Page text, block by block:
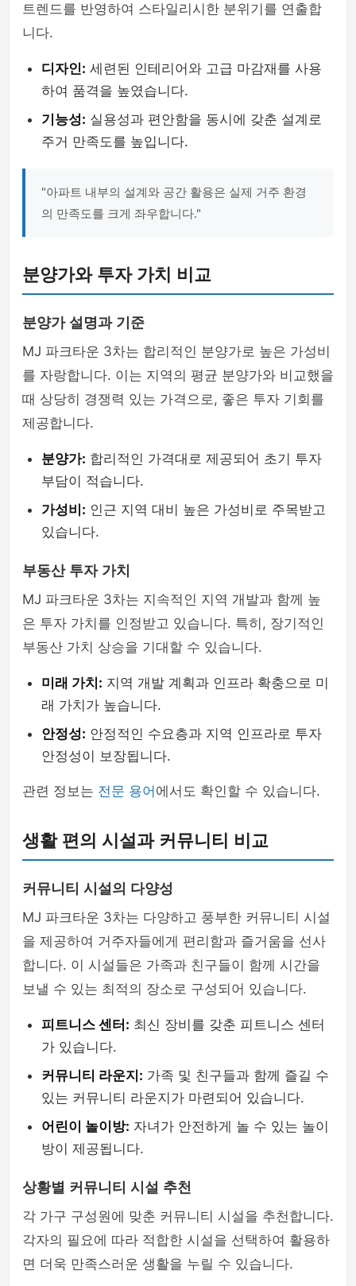
트렌드를 반영하여 스타일리시한 분위기를 연출합
니다.
디자인: 세련된 인테리어와 고급 마감재를 사용
하여 품격을 높였습니다.
기능성: 실용성과 편안함을 동시에 갖춘 설계로
주거 만족도를 높입니다.
"아파트 내부의 설계와 공간 활용은 실제 거주 환경
의 만족도를 크게 좌우합니다."
분양가와 투자 가치 비교
분양가 설명과 기준
MJ 파크타운 3차는 합리적인 분양가로 높은 가성비
를 자랑합니다. 이는 지역의 평균 분양가와 비교했을
때 상당히 경쟁력 있는 가격으로, 좋은 투자 기회를
제공합니다.
분양가: 합리적인 가격대로 제공되어 초기 투자
부담이 적습니다.
가성비: 인근 지역 대비 높은 가성비로 주목받고
있습니다.
부동산 투자 가치
MJ 파크타운 3차는 지속적인 지역 개발과 함께 높
은 투자 가치를 인정받고 있습니다. 특히, 장기적인
부동산 가치 상승을 기대할 수 있습니다.
미래 가치: 지역 개발 계획과 인프라 확충으로 미
래 가치가 높습니다.
안정성: 안정적인 수요층과 지역 인프라로 투자
안정성이 보장됩니다.
관련 정보는 전문 용어 에서도 확인할 수 있습니다.
생활 편의 시설과 커뮤니티 비교
커뮤니티 시설의 다양성
MJ 파크타운 3차는 다양하고 풍부한 커뮤니티 시설
을 제공하여 거주자들에게 편리함과 즐거움을 선사
합니다. 이 시설들은 가족과 친구들이 함께 시간을
보낼 수 있는 최적의 장소로 구성되어 있습니다.
피트니스 센터: 최신 장비를 갖춘 피트니스 센터
가 있습니다.
커뮤니티 라운지: 가족 및 친구들과 함께 즐길 수
있는 커뮤니티 라운지가 마련되어 있습니다.
어린이 놀이방: 자녀가 안전하게 놀 수 있는 놀이
방이 제공됩니다.
상황별 커뮤니티 시설 추천
각 가구 구성원에 맞춘 커뮤니티 시설을 추천합니다.
각자의 필요에 따라 적합한 시설을 선택하여 활용하
면 더욱 만족스러운 생활을 누릴 수 있습니다.